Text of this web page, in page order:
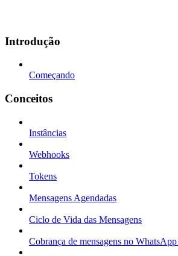
Introdução
Começando
Conceitos
Instâncias
Webhooks
Tokens
Mensagens Agendadas
Ciclo de Vida das Mensagens
Cobrança de mensagens no